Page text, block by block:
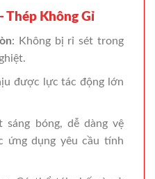
Thép Không Gỉ
: Không bị rỉ sét trong
được lực tác động lớn
sáng bóng, dễ dàng vệ
ứng dụng yêu cầu tính